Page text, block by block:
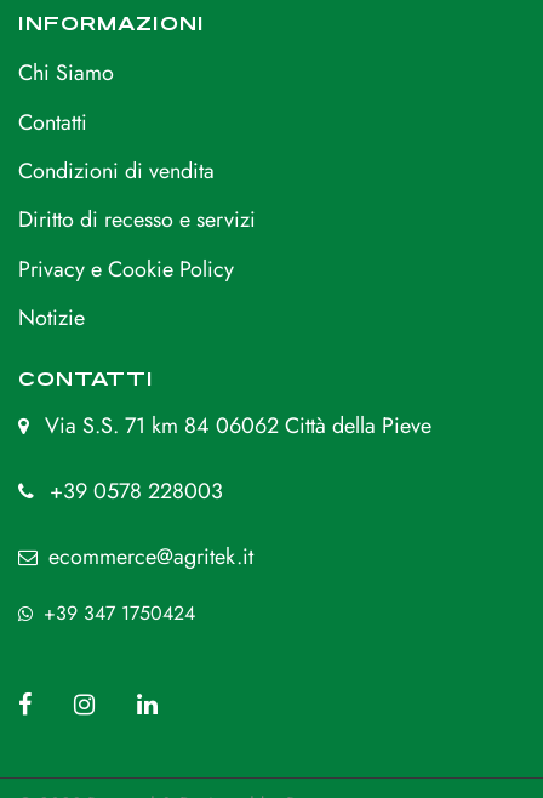
INFORMAZIONI
Chi Siamo
Contatti
Condizioni di vendita
Diritto di recesso e servizi
Privacy e Cookie Policy
Notizie
CONTATTI
Via S.S. 71 km 84 06062 Città della Pieve
+39 0578 228003
ecommerce@agritek.it
+39 347 1750424